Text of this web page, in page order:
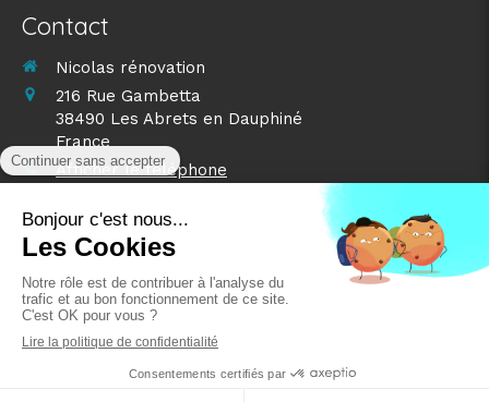
Contact
Nicolas rénovation
216 Rue Gambetta
38490 Les Abrets en Dauphiné
France
Afficher le téléphone
Demander un devis
©2024 Nicolas rénovation - Nettoyage toiture
Mentions légales